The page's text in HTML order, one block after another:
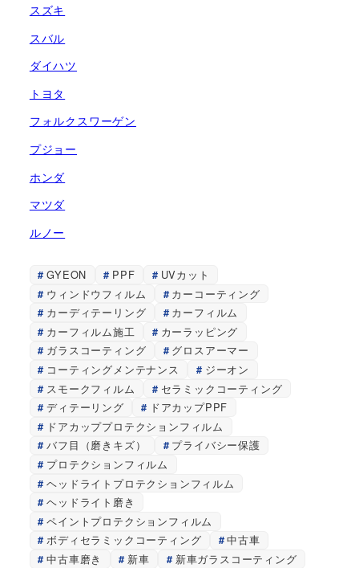
スズキ
スバル
ダイハツ
トヨタ
フォルクスワーゲン
プジョー
ホンダ
マツダ
ルノー
GYEON PPF
UVカット
ウィンドウフィルム
カーコーティング
カーディテーリング
カーフィルム
カーフィルム施工
カーラッピング
ガラスコーティング
グロスアーマー
コーティングメンテナンス
ジーオン
スモークフィルム
セラミックコーティング
ディテーリング
ドアカップPPF
ドアカッププロテクションフィルム
バフ目（磨きキズ）
プライバシー保護
プロテクションフィルム
ヘッドライトプロテクションフィルム
ヘッドライト磨き
ペイントプロテクションフィルム
ボディセラミックコーティング
中古車
中古車磨き
新車
新車ガラスコーティング